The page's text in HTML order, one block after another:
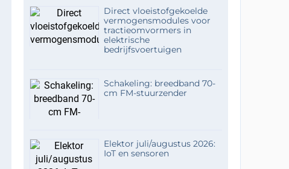
Direct vloeistofgekoelde
vermogensmodules voor
tractieomvormers in
elektrische
bedrijfsvoertuigen
Schakeling: breedband 70-
cm FM-stuurzender
Elektor juli/augustus 2026:
IoT en sensoren